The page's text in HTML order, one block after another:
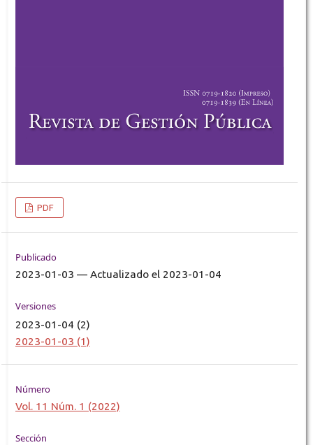
PDF
Publicado
2023-01-03 — Actualizado el 2023-01-04
Versiones
2023-01-04 (2)
2023-01-03 (1)
Número
Vol. 11 Núm. 1 (2022)
Sección